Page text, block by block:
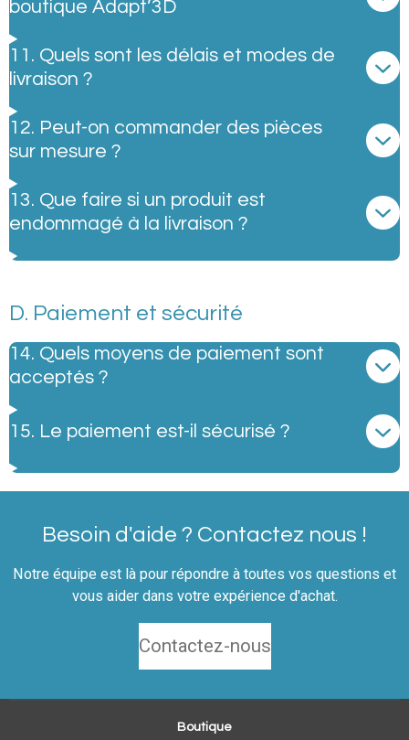
boutique Adapt’3D
11. Quels sont les délais et modes de
livraison ?
12. Peut-on commander des pièces
sur mesure ?
13. Que faire si un produit est
endommagé à la livraison ?
D. Paiement et sécurité
14. Quels moyens de paiement sont
acceptés ?
15. Le paiement est-il sécurisé ?
Besoin d'aide ? Contactez nous !
Notre équipe est là pour répondre à toutes vos questions et
vous aider dans votre expérience d'achat.
Contactez-nous
Boutique